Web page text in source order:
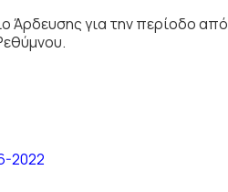
Άρδευσης για την περίοδο από
2022